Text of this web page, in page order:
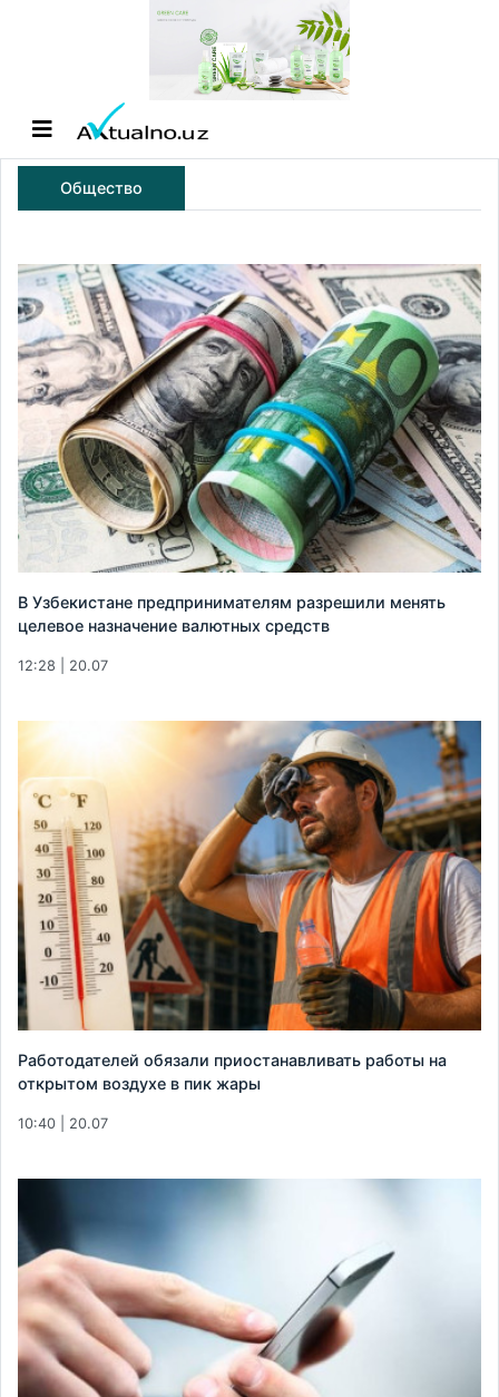
Общество
В Узбекистане предпринимателям разрешили менять
целевое назначение валютных средств
12:28 | 20.07
Работодателей обязали приостанавливать работы на
открытом воздухе в пик жары
10:40 | 20.07